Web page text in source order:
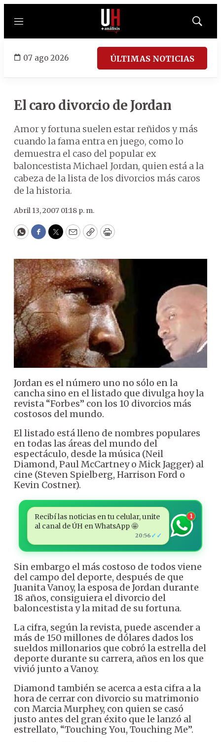
Menú
Mostrar
07 ago 2026 ÚLTIMAS NOTICIAS
El caro divorcio de Jordan
Amor y fortuna suelen estar reñidos y más
cuando la fama entra en juego, como lo
demuestra el caso del popular ex
baloncestista Michael Jordan, quien está a la
cabeza de la lista de los divorcios más caros
de la historia.
Abril 13, 2007 01:18 p. m.
WhatsApp
Facebook
Twitter
EmailCopyPrint
Jordan es el número uno no sólo en la
cancha sino en el listado que divulga hoy la
revista “Forbes” con los 10 divorcios más
costosos del mundo.
El listado está lleno de nombres populares
en todas las áreas del mundo del
espectáculo, desde la música (Neil
Diamond, Paul McCartney o Mick Jagger) al
cine (Steven Spielberg, Harrison Ford o
Kevin Costner).
Recibí las noticias en tu celular, unite
al canal de ÚH en WhatsApp 🤩
20:56 ✓✓
1
Sin embargo el más costoso de todos viene
del campo del deporte, después de que
Juanita Vanoy, la esposa de Jordan durante
18 años, consiguiera el divorcio del
baloncestista y la mitad de su fortuna.
La cifra, según la revista, puede ascender a
más de 150 millones de dólares dados los
sueldos millonarios que cobró la estrella del
deporte durante su carrera, años en los que
vivió junto a Vanoy.
Diamond también se acerca a esta cifra a la
hora de cerrar con divorcio su matrimonio
con Marcia Murphey, con quien se casó
justo antes del gran éxito que le lanzó al
estrellato, “Touching You, Touching Me”.